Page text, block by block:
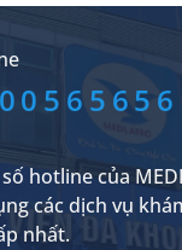
mà còn tiềm ẩn nguy cơ
toàn sức khỏe của người
hotline của
các dịch vụ
nhất.